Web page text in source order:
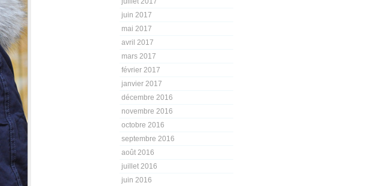
juin 2017
mai 2017
avril 2017
mars 2017
février 2017
janvier 2017
décembre 2016
novembre 2016
octobre 2016
septembre 2016
août 2016
juillet 2016
juin 2016